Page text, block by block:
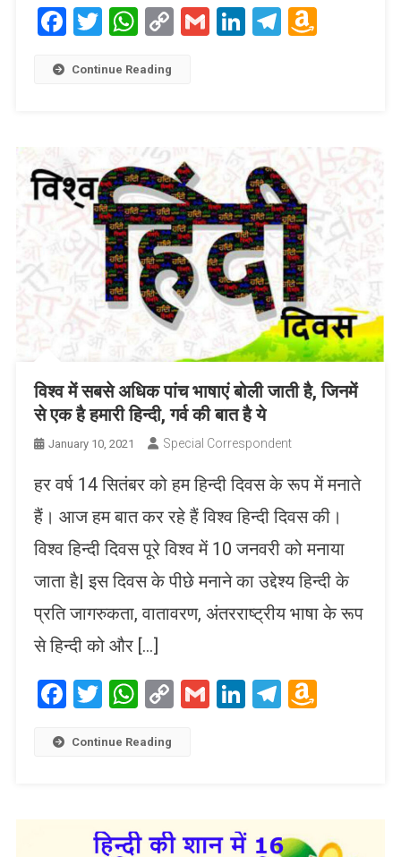
Facebook
Twitter
WhatsApp
CopyGmailLinkedIn
Telegram
Continue Reading
विश्व में सबसे अधिक पांच भाषाएं बोली जाती है, जिनमें
से एक है हमारी हिन्दी, गर्व की बात है ये
January 10, 2021 Special Correspondent
हर वर्ष 14 सितंबर को हम हिन्दी दिवस के रूप में मनाते
हैं। आज हम बात कर रहे हैं विश्व हिन्दी दिवस की।
विश्व हिन्दी दिवस पूरे विश्व में 10 जनवरी को मनाया
जाता है| इस दिवस के पीछे मनाने का उद्देश्य हिन्दी के
प्रति जागरुकता, वातावरण, अंतरराष्ट्रीय भाषा के रूप
से हिन्दी को और […]
Facebook
TwitterWhatsApp
CopyGmailLinkedIn
Telegram
Continue Reading